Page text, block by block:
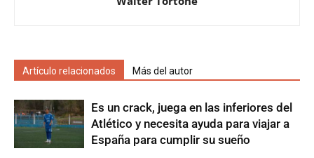
Artículo relacionados Más del autor
Es un crack, juega en las inferiores del
Atlético y necesita ayuda para viajar a
España para cumplir su sueño